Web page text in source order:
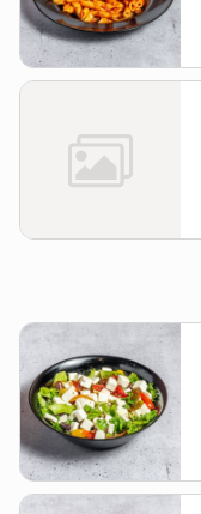
בקישוט בזיליקום